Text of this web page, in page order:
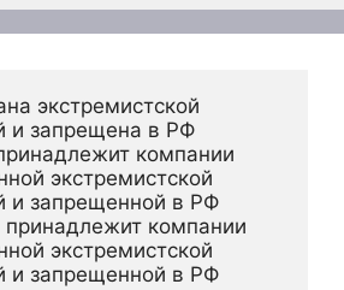
экстремистской
и запрещена в РФ
компании
экстремистской
и запрещенной в РФ
компании
экстремистской
и запрещенной в РФ